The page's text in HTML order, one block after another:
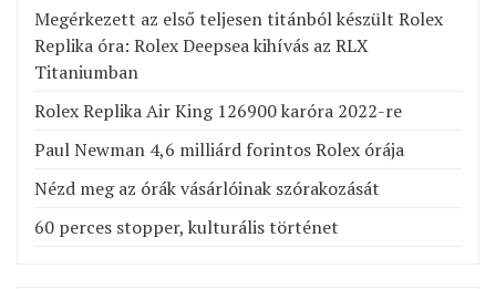
Megérkezett az első teljesen titánból készült Rolex
Replika óra: Rolex Deepsea kihívás az RLX
Titaniumban
Rolex Replika Air King 126900 karóra 2022-re
Paul Newman 4,6 milliárd forintos Rolex órája
Nézd meg az órák vásárlóinak szórakozását
60 perces stopper, kulturális történet